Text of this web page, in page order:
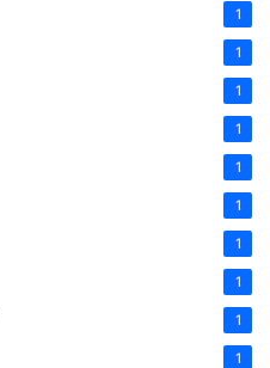
1
1
1
1
1
1
1
1
1
1